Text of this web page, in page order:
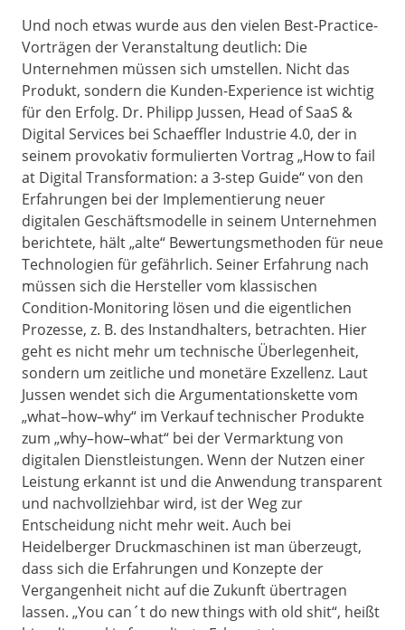
Und noch etwas wurde aus den vielen Best-Practice-
Vorträgen der Veranstaltung deutlich: Die
Unternehmen müssen sich umstellen. Nicht das
Produkt, sondern die Kunden-Experience ist wichtig
für den Erfolg. Dr. Philipp Jussen, Head of SaaS &
Digital Services bei Schaeffler Industrie 4.0, der in
seinem provokativ formulierten Vortrag „How to fail
at Digital Transformation: a 3-step Guide“ von den
Erfahrungen bei der Implementierung neuer
digitalen Geschäftsmodelle in seinem Unternehmen
berichtete, hält „alte“ Bewertungsmethoden für neue
Technologien für gefährlich. Seiner Erfahrung nach
müssen sich die Hersteller vom klassischen
Condition-Monitoring lösen und die eigentlichen
Prozesse, z. B. des Instandhalters, betrachten. Hier
geht es nicht mehr um technische Überlegenheit,
sondern um zeitliche und monetäre Exzellenz. Laut
Jussen wendet sich die Argumentationskette vom
„what–how–why“ im Verkauf technischer Produkte
zum „why–how–what“ bei der Vermarktung von
digitalen Dienstleistungen. Wenn der Nutzen einer
Leistung erkannt ist und die Anwendung transparent
und nachvollziehbar wird, ist der Weg zur
Entscheidung nicht mehr weit. Auch bei
Heidelberger Druckmaschinen ist man überzeugt,
dass sich die Erfahrungen und Konzepte der
Vergangenheit nicht auf die Zukunft übertragen
lassen. „You can´t do new things with old shit“, heißt